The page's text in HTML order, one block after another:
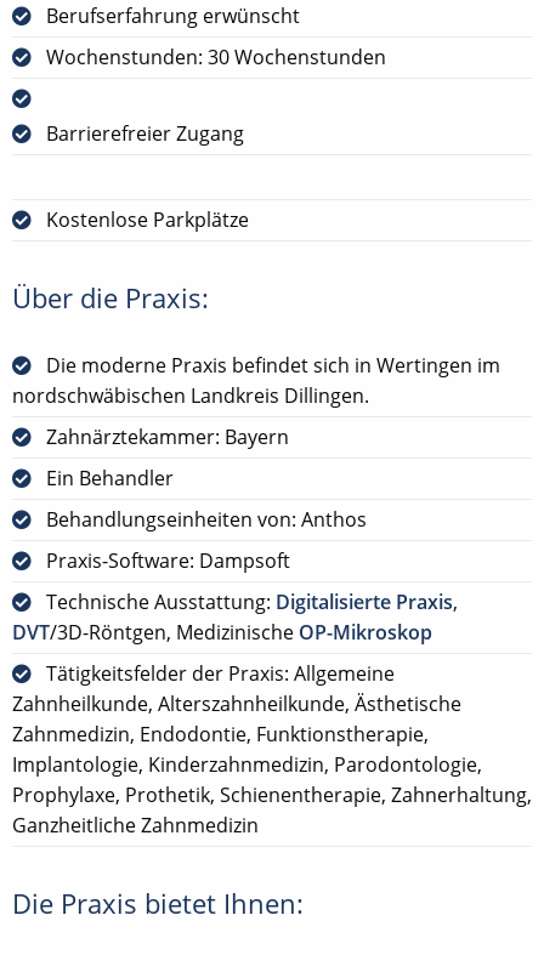
Berufserfahrung erwünscht
Wochenstunden: 30 Wochenstunden
Barrierefreier Zugang
Kostenlose Parkplätze
Über die Praxis:
Die moderne Praxis befindet sich in Wertingen im
nordschwäbischen Landkreis Dillingen.
Zahnärztekammer: Bayern
Ein Behandler
Behandlungseinheiten von: Anthos
Praxis-Software: Dampsoft
Technische Ausstattung: Digitalisierte Praxis,
DVT/3D-Röntgen, Medizinische OP-Mikroskop
Tätigkeitsfelder der Praxis: Allgemeine
Zahnheilkunde, Alterszahnheilkunde, Ästhetische
Zahnmedizin, Endodontie, Funktionstherapie,
Implantologie, Kinderzahnmedizin, Parodontologie,
Prophylaxe, Prothetik, Schienentherapie, Zahnerhaltung,
Ganzheitliche Zahnmedizin
Die Praxis bietet Ihnen: